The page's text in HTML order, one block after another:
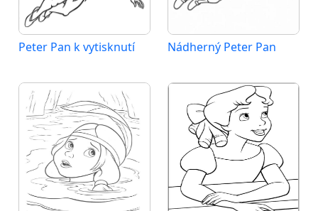
Peter Pan k vytisknutí Nádherný Peter Pan